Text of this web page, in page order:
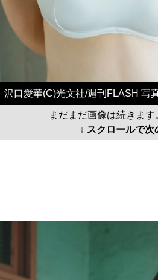
沢口愛華(C)光文社/週刊FLASH 写
まだまだ画像は続きます
↓ スクロールで次